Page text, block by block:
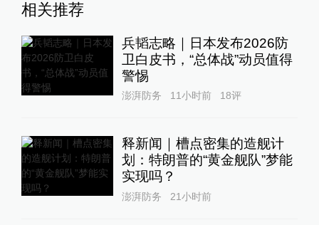
相关推荐
兵韬志略｜日本发布2026防
卫白皮书，“总体战”动员值得
警惕
澎湃防务 11小时前 18评
释新闻｜槽点密集的造舰计
划：特朗普的“黄金舰队”梦能
实现吗？
澎湃防务 21小时前